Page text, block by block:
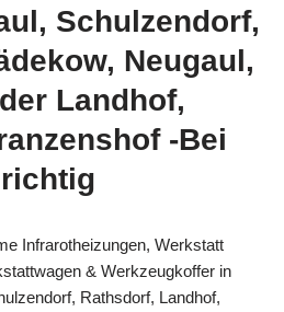
Schulzendorf,
Neugaul,
Landhof,
-Bei
Infrarotheizungen, Werkstatt
& Werkzeugkoffer in
Rathsdorf, Landhof,